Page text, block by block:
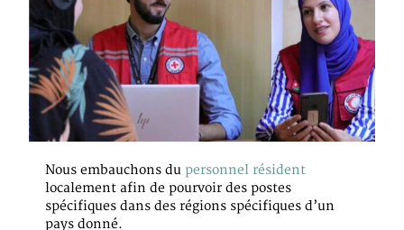
Nous embauchons du personnel résident
localement afin de pourvoir des postes
spécifiques dans des régions spécifiques d’un
pays donné.